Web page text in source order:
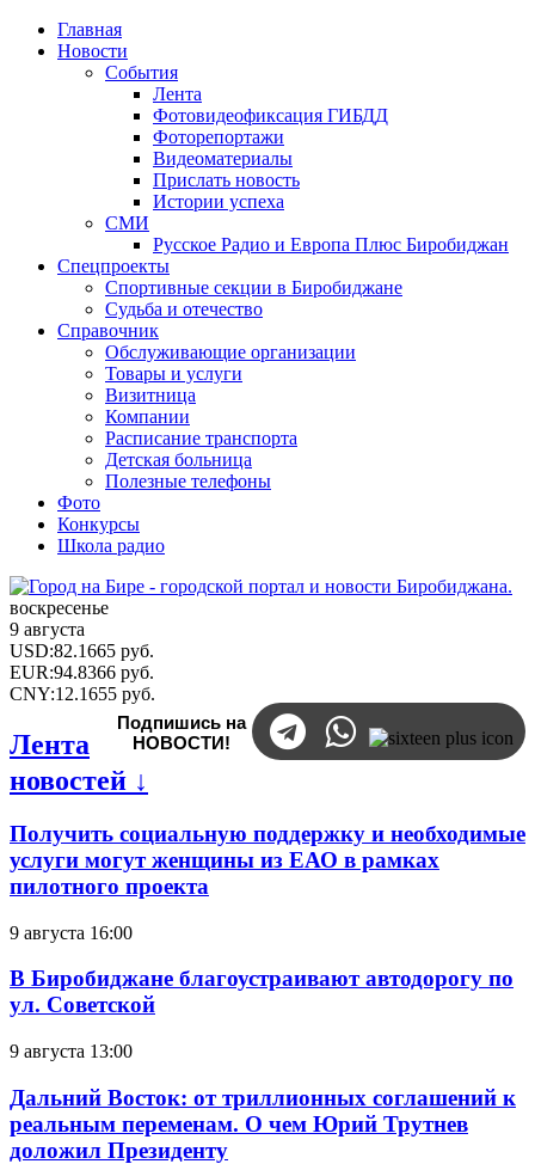
Главная
Новости
События
Лента
Фотовидеофиксация ГИБДД
Фоторепортажи
Видеоматериалы
Прислать новость
Истории успеха
СМИ
Русское Радио и Европа Плюс Биробиджан
Спецпроекты
Спортивные секции в Биробиджане
Судьба и отечество
Справочник
Обслуживающие организации
Товары и услуги
Визитница
Компании
Расписание транспорта
Детская больница
Полезные телефоны
Фото
Конкурсы
Школа радио
воскресенье
9 августа
USD:82.1665 руб.
EUR:94.8366 руб.
CNY:12.1655 руб.
Подпишись на
НОВОСТИ!
Лента
новостей ↓
Получить социальную поддержку и необходимые
услуги могут женщины из ЕАО в рамках
пилотного проекта
9 августа 16:00
В Биробиджане благоустраивают автодорогу по
ул. Советской
9 августа 13:00
Дальний Восток: от триллионных соглашений к
реальным переменам. О чем Юрий Трутнев
доложил Президенту